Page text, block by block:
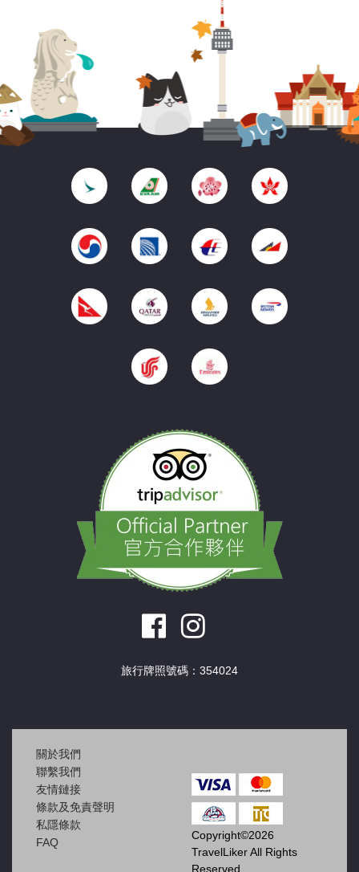
旅行牌照號碼：354024
關於我們
聯繫我們
友情鏈接
條款及免責聲明
私隱條款
FAQ
Copyright©2026
TravelLiker All Rights
Reserved.